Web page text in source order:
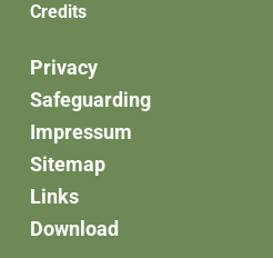
Credits
Privacy
Safeguarding
Impressum
Sitemap
Links
Download